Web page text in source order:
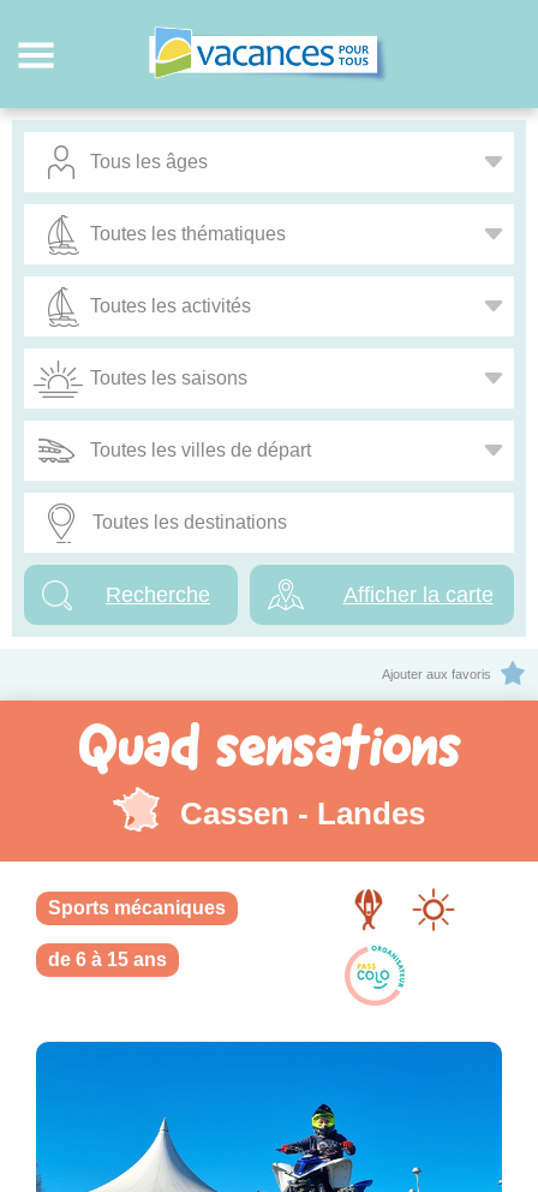
Afficher la carte
Ajouter aux favoris
Quad sensations
Cassen - Landes
Sports mécaniques
de 6 à 15 ans